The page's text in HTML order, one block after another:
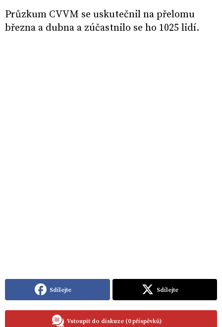
Průzkum CVVM se uskutečnil na přelomu
března a dubna a zúčastnilo se ho 1025 lidí.
Sdílejte Sdílejte
Vstoupit do diskuze (0 příspěvků)